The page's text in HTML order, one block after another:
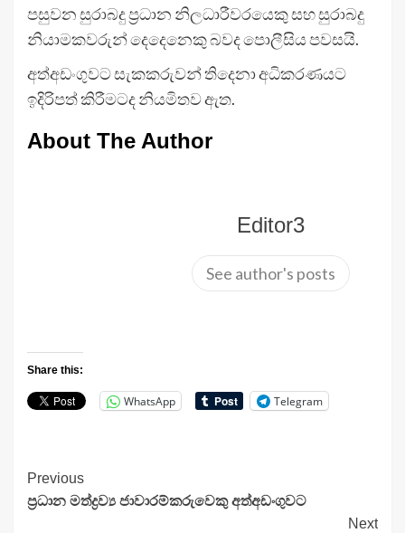
පසුවන සුරාබදු ප්‍රධාන නිලධාරීවරයෙකු සහ සුරාබදු
නියාමකවරුන් දෙදෙනෙකු බවද පොලීසිය පවසයි.
අත්අඩංගුවට සැකකරුවන් තිදෙනා අධිකරණයට
ඉදිරිපත් කිරීමටද නියමිතව ඇත.
About The Author
Editor3
See author's posts
Share this:
WhatsApp Telegram
Continue
Reading
Previous
ප්‍රධාන මත්ද්‍රව්‍ය ජාවාරම්කරුවෙකු අත්අඩංගුවට
Next